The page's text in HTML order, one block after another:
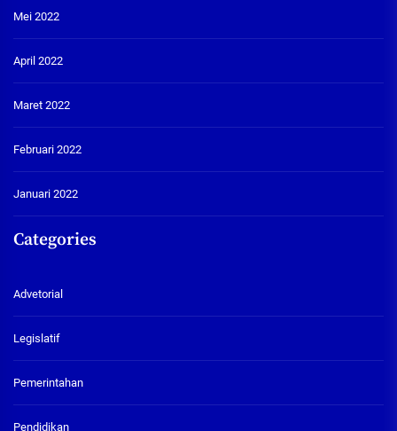
Mei 2022
April 2022
Maret 2022
Februari 2022
Januari 2022
Categories
Advetorial
Legislatif
Pemerintahan
Pendidikan